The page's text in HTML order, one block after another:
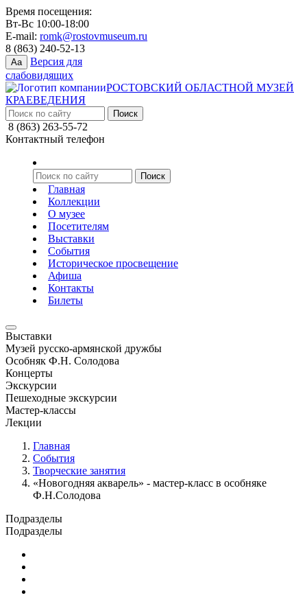
Время посещения:
Вт-Вс 10:00-18:00
E-mail: romk@rostovmuseum.ru
8 (863) 240-52-13
Aa
Версия для
слабовидящих
РОСТОВСКИЙ ОБЛАСТНОЙ МУЗЕЙ
КРАЕВЕДЕНИЯ
8 (863) 263-55-72
Контактный телефон
Главная
Коллекции
О музее
Посетителям
Выставки
События
Историческое просвещение
Афиша
Контакты
Билеты
Выставки
Музей русско-армянской дружбы
Особняк Ф.Н. Солодова
Концерты
Экскурсии
Пешеходные экскурсии
Мастер-классы
Лекции
Главная
События
Творческие занятия
«Новогодняя акварель» - мастер-класс в особняке
Ф.Н.Солодова
Подразделы
Подразделы